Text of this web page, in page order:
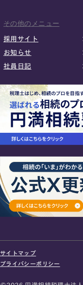
その他のメニュー
採用サイト
お知らせ
社員日記
サイトマップ
プライバシーポリシー